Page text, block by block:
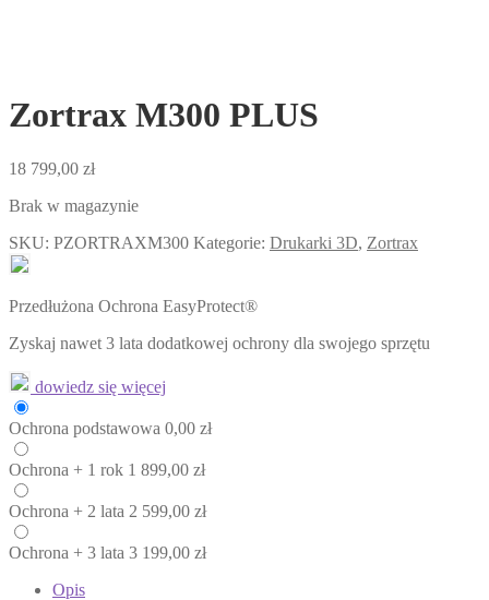
Zortrax M300 PLUS
18 799,00 zł
Brak w magazynie
SKU: PZORTRAXM300 Kategorie: Drukarki 3D, Zortrax
Przedłużona Ochrona EasyProtect®
Zyskaj nawet 3 lata dodatkowej ochrony dla swojego sprzętu
dowiedz się więcej
Ochrona podstawowa 0,00 zł
Ochrona + 1 rok 1 899,00 zł
Ochrona + 2 lata 2 599,00 zł
Ochrona + 3 lata 3 199,00 zł
Opis